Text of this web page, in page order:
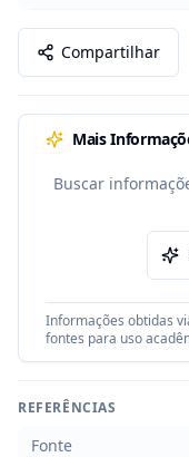
Compartilhar
Mais
Buscar
Informações obtidas
fontes para uso
REFERÊNCIAS
Fonte